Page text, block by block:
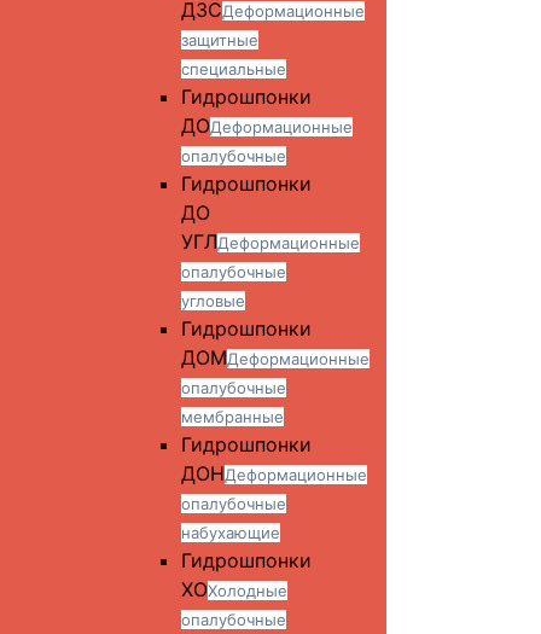
ДЗСДеформационные
защитные
специальные
Гидрошпонки
ДОДеформационные
опалубочные
Гидрошпонки
ДО
УГЛДеформационные
опалубочные
угловые
Гидрошпонки
ДОМДеформационные
опалубочные
мембранные
Гидрошпонки
ДОНДеформационные
опалубочные
набухающие
Гидрошпонки
ХОХолодные
опалубочные